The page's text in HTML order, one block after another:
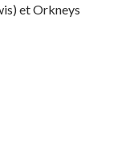
et Orkneys